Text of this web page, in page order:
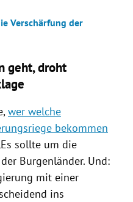
Verschärfung der
geht, droht
wer welche
bekommen
sollte um die
Burgenländer. Und:
mit einer
ins